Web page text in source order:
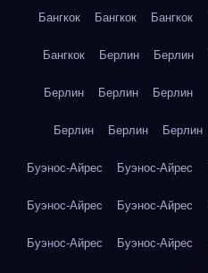
Бангкок Бангкок Бангкок
Бангкок Берлин Берлин
Берлин Берлин Берлин
Берлин Берлин Берлин
Буэнос-Айрес Буэнос-Айрес
Буэнос-Айрес Буэнос-Айрес
Буэнос-Айрес Буэнос-Айрес